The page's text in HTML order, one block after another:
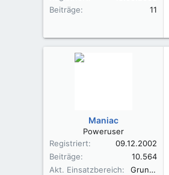
Beiträge
11
Maniac
Poweruser
Registriert
09.12.2002
Beiträge
10.564
Akt. Einsatzbereich
Grund- und Regel Akutkrankenhaus